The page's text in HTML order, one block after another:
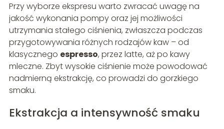
Przy wyborze ekspresu warto zwracać uwagę na
jakość wykonania pompy oraz jej możliwości
utrzymania stałego ciśnienia, zwłaszcza podczas
przygotowywania różnych rodzajów kaw – od
klasycznego espresso, przez latte, aż po kawy
mleczne. Zbyt wysokie ciśnienie może powodować
nadmierną ekstrakcję, co prowadzi do gorzkiego
smaku.
Ekstrakcja a intensywność smaku